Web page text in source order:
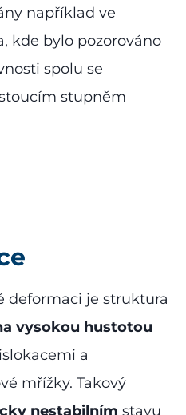
například ve
kde bylo pozorováno
spolu se
stupněm
deformaci je struktura
vysokou hustotou
a
mřížky. Takový
nestabilním stavu